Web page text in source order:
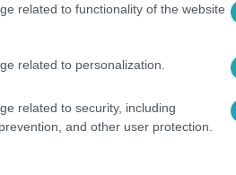
related to functionality of the website
related to personalization.
related to security, including
and other user protection.